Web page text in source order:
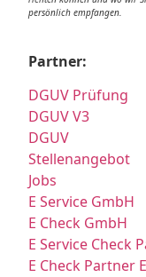
persönlich empfangen.
Partner:
DGUV Prüfung
DGUV V3
DGUV
Stellenangebot
Jobs
E Service GmbH
E Check GmbH
E Service Check
E Check Partner